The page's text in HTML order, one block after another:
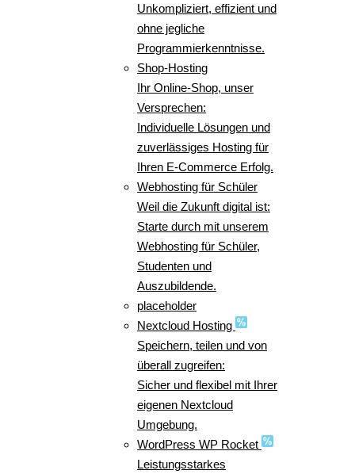
Unkompliziert, effizient und
ohne jegliche
Programmierkenntnisse.
Shop-Hosting
Ihr Online-Shop, unser
Versprechen:
Individuelle Lösungen und
zuverlässiges Hosting für
Ihren E-Commerce Erfolg.
Webhosting für Schüler
Weil die Zukunft digital ist:
Starte durch mit unserem
Webhosting für Schüler,
Studenten und
Auszubildende.
placeholder
Nextcloud Hosting
Speichern, teilen und von
überall zugreifen:
Sicher und flexibel mit Ihrer
eigenen Nextcloud
Umgebung.
WordPress WP Rocket
Leistungsstarkes